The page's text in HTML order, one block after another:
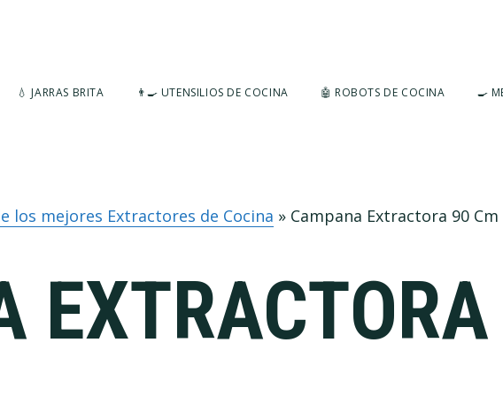
💧 JARRAS BRITA 👨‍🍳 UTENSILIOS DE COCINA 🤖 ROBOTS DE COCINA 🍳
los mejores Extractores de Cocina » Campana Extractora 90 Cm